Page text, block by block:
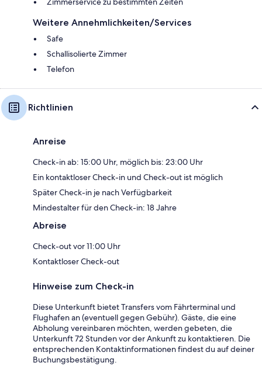
Weitere Annehmlichkeiten/Services
Safe
Schallisolierte Zimmer
Telefon
Richtlinien
Anreise
Check-in ab: 15:00 Uhr, möglich bis: 23:00 Uhr
Ein kontaktloser Check-in und Check-out ist möglich
Später Check-in je nach Verfügbarkeit
Mindestalter für den Check-in: 18 Jahre
Abreise
Check-out vor 11:00 Uhr
Kontaktloser Check-out
Hinweise zum Check-in
Diese Unterkunft bietet Transfers vom Fährterminal und
Flughafen an (eventuell gegen Gebühr). Gäste, die eine
Abholung vereinbaren möchten, werden gebeten, die
Unterkunft 72 Stunden vor der Ankunft zu kontaktieren. Die
entsprechenden Kontaktinformationen findest du auf deiner
Buchungsbestätigung.